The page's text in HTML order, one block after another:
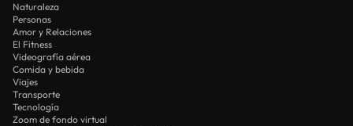
Naturaleza
Personas
Amor y Relaciones
El Fitness
Videografía aérea
Comida y bebida
Viajes
Transporte
Tecnología
Zoom de fondo virtual